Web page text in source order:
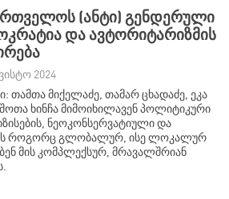
(ანტი) გენდერული
და ავტორიტარიზმის
2024
თამთა მიქელაძე, თამარ ცხადაძე, ეკა
ხინჩა მიმოიხილავენ პოლიტიკური
ნეოკონსერვატიული და
როგორც გლობალურ, ისე ლოკალურ
მის კომპლექსურ, მრავალშრიან